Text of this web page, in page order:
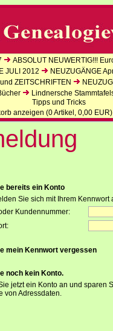
ABSOLUT NEUWERTIG!!!
JULI 2012
NEUZUGÄNGE
ZEITSCHRIFTEN
Lindnersche
Tipps und Tricks
anzeigen (0Artikel, 0,00 EUR)
bereits ein Konto
Sie sich mit Ihrem Kennwort
Kundennummer:
mein Kennwort vergessen
noch kein Konto.
jetzt ein Konto an und sparen
von Adressdaten.